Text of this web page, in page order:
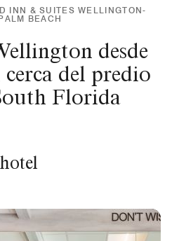
INN & SUITES WELLINGTON-
BEACH
desde
del predio
Florida